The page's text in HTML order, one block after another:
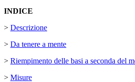
INDICE
> Descrizione
> Da tenere a mente
> Riempimento delle basi a seconda del
> Misure